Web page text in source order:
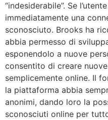
“indesiderabile”. Se
immediatamente una
sconosciuto. Brooks ha
abbia permesso di
esponendolo a nuove
consentito di creare
semplicemente online. Il
la piattaforma abbia
anonimi, dando loro la
sconosciuti online per